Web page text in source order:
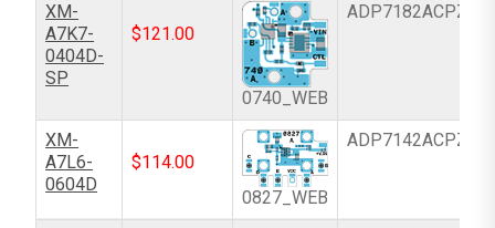
XM-
A7K7-
0404D-
SP
$121.00
0740_WEB
ADP7182ACPZ-
XM-
A7L6-
0604D
$114.00
0827_WEB
ADP7142ACPZN-